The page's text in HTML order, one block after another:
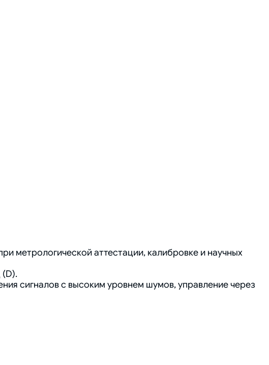
метрологической аттестации, калибровке и научных
(D).
сигналов с высоким уровнем шумов, управление через